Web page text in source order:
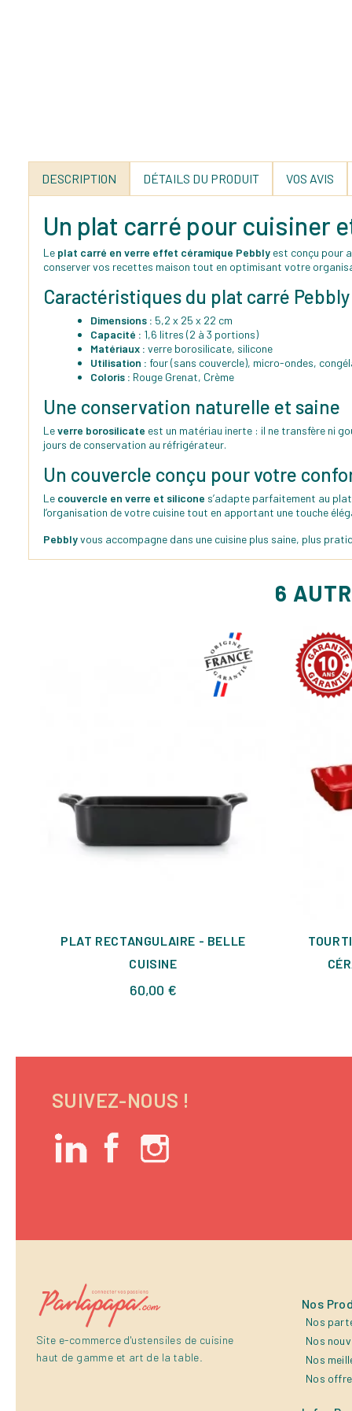
DESCRIPTION DÉTAILS DU PRODUIT VOS AVIS
Un plat carré pour cuisiner
Le plat carré en verre effet céramique Pebbly est conçu pour
conserver vos recettes maison tout en optimisant votre
Caractéristiques du plat carré Pebbly
Dimensions : 5,2 x 25 x 22 cm
Capacité : 1,6 litres (2 à 3 portions)
Matériaux : verre borosilicate, silicone
Utilisation : four (sans couvercle), micro-ondes,
Coloris : Rouge Grenat, Crème
Une conservation naturelle et saine
Leverre borosilicate est un matériau inerte : il ne transfère ni
jours de conservation au réfrigérateur.
Un couvercle conçu pour votre
Le couvercle en verre et silicone s’adapte parfaitement au
l’organisation de votre cuisine tout en apportant une touche
Pebblyvous accompagne dans une cuisine plus saine, plus
6
PLAT RECTANGULAIRE - BELLE
CUISINE
60,00 €
SUIVEZ-NOUS !
Site e-commerce d'ustensiles de cuisine
haut de gamme et art de la table.
Nos
Nos
Nos
Nos
Nos